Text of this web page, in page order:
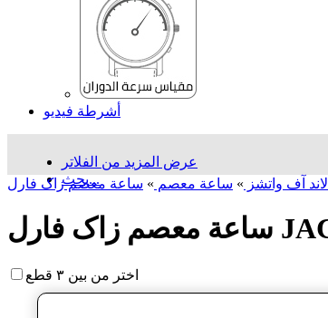
أشرطة فيديو
عرض المزيد من الفلاتر
بحث...
لاند آف واتشز » ساعة معصم »
اختر من بين ٣ قطع